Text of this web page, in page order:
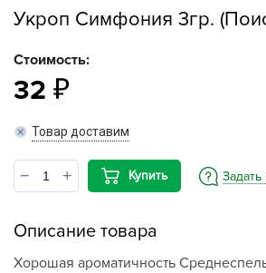
Укроп Симфония 3гр.
Стоимость:
32
Товар доставим
Купить
Описание товара
Хорошая ароматичность